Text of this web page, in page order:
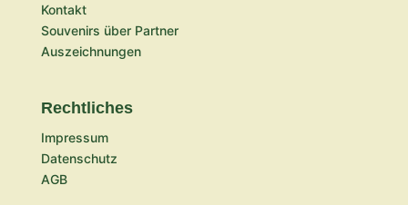
Kontakt
Souvenirs über Partner
Auszeichnungen
Rechtliches
Impressum
Datenschutz
AGB